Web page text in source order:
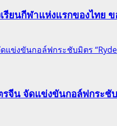
รียนกีฬาแห่งแรกของไท
ข่งขันกอล์ฟกระชับมิตร
จีน จัดแข่งขันกอล์ฟกระ